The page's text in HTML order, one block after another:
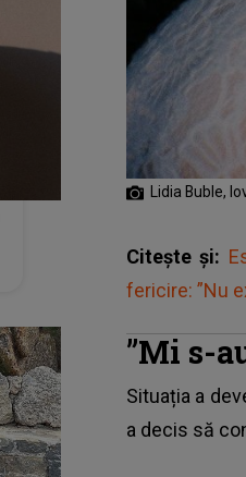
Lidia Buble,
Citește și:
fericire: ”Nu
”Mi s-
Situația a
a decis să